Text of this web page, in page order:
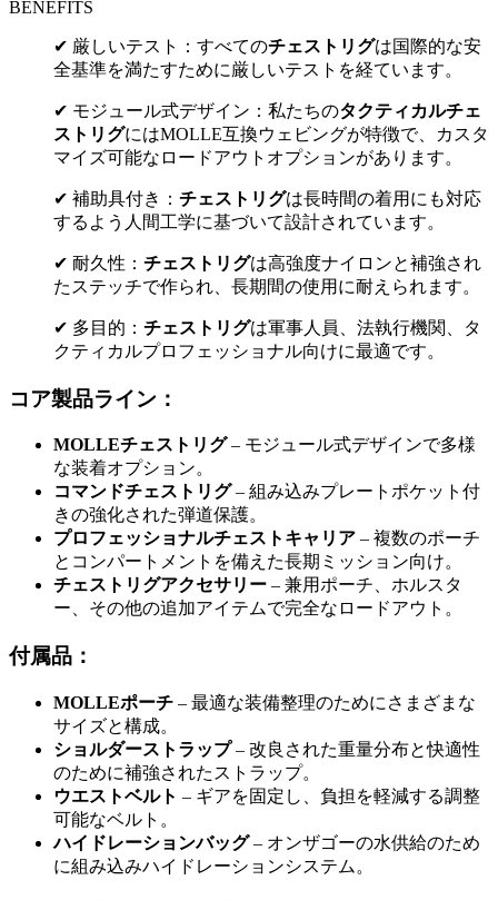
BENEFITS
✔ 厳しいテスト：すべてのチェストリグは国際的な安
全基準を満たすために厳しいテストを経ています。
✔ モジュール式デザイン：私たちのタクティカルチェ
ストリグにはMOLLE互換ウェビングが特徴で、カスタ
マイズ可能なロードアウトオプションがあります。
✔ 補助具付き： チェストリグは長時間の着用にも対応
するよう人間工学に基づいて設計されています。
✔ 耐久性： チェストリグは高強度ナイロンと補強され
たステッチで作られ、長期間の使用に耐えられます。
✔ 多目的： チェストリグは軍事人員、法執行機関、タ
クティカルプロフェッショナル向けに最適です。
コア製品ライン：
MOLLEチェストリグ– モジュール式デザインで多様
な装着オプション。
コマンドチェストリグ– 組み込みプレートポケット付
きの強化された弾道保護。
プロフェッショナルチェストキャリア – 複数のポーチ
とコンパートメントを備えた長期ミッション向け。
チェストリグアクセサリー – 兼用ポーチ、ホルスタ
ー、その他の追加アイテムで完全なロードアウト。
付属品：
MOLLEポーチ – 最適な装備整理のためにさまざまな
サイズと構成。
ショルダーストラップ– 改良された重量分布と快適性
のために補強されたストラップ。
ウエストベルト – ギアを固定し、負担を軽減する調整
可能なベルト。
ハイドレーションバッグ– オンザゴーの水供給のため
に組み込みハイドレーションシステム。